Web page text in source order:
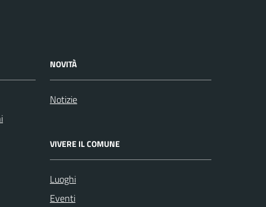
NOVITÀ
Notizie
VIVERE IL COMUNE
Luoghi
Eventi